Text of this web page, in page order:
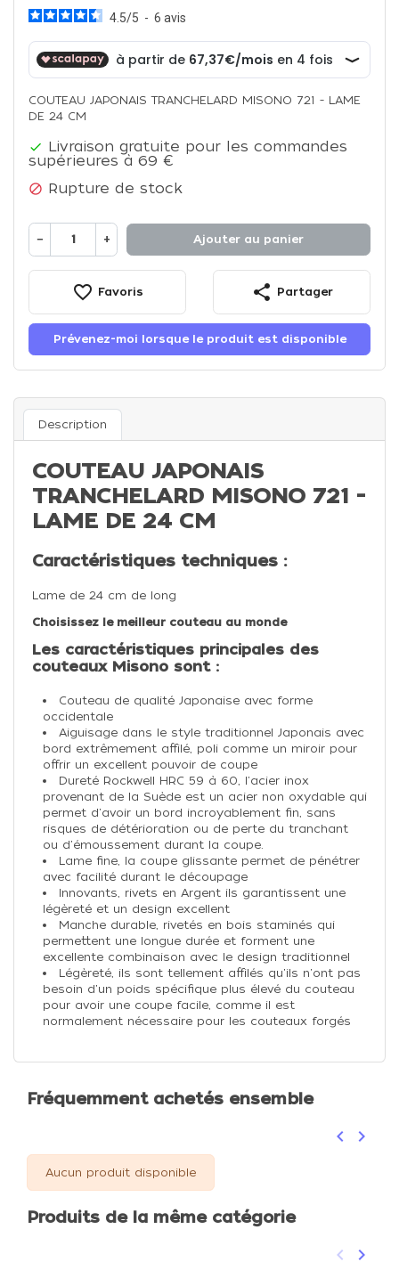
4.5/5 - 6 avis
COUTEAU JAPONAIS TRANCHELARD MISONO 721 - LAME
DE 24 CM
 Livraison gratuite pour les commandes
supérieures à 69 €
 Rupture de stock
− + Ajouter au panier
favorite_border Favoris share Partager
Prévenez-moi lorsque le produit est disponible
Description
COUTEAU JAPONAIS
TRANCHELARD MISONO 721 -
LAME DE 24 CM
Caractéristiques techniques :
Lame de 24 cm de long
Choisissez le meilleur couteau au monde
Les caractéristiques principales des
couteaux Misono sont :
Couteau de qualité Japonaise avec forme
occidentale
Aiguisage dans le style traditionnel Japonais avec
bord extrêmement affilé, poli comme un miroir pour
offrir un excellent pouvoir de coupe
Dureté Rockwell HRC 59 à 60, l'acier inox
provenant de la Suède est un acier non oxydable qui
permet d'avoir un bord incroyablement fin, sans
risques de détérioration ou de perte du tranchant
ou d'émoussement durant la coupe.
Lame fine, la coupe glissante permet de pénétrer
avec facilité durant le découpage
Innovants, rivets en Argent ils garantissent une
légèreté et un design excellent
Manche durable, rivetés en bois staminés qui
permettent une longue durée et forment une
excellente combinaison avec le design traditionnel
Légèreté, ils sont tellement affilés qu'ils n'ont pas
besoin d'un poids spécifique plus élevé du couteau
pour avoir une coupe facile, comme il est
normalement nécessaire pour les couteaux forgés
Fréquemment achetés ensemble
Précédent
keyboard_arrow_left keyboard_arrow_right
Aucun produit disponible
Produits de la même catégorie
Précédent
keyboard_arrow_left keyboard_arrow_right